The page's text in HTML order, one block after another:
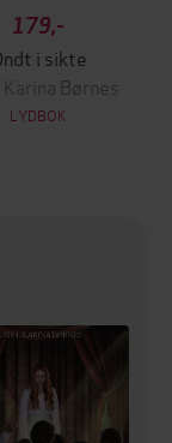
179,-
i sikte
Børnes
LYDBOK